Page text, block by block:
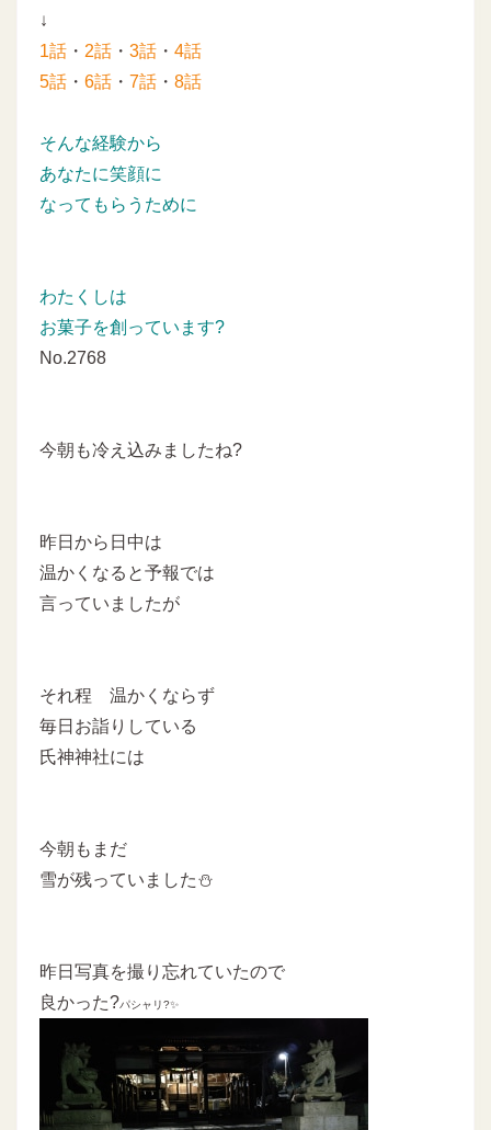
↓
1話 ・ 2話 ・ 3話 ・ 4話
5話 ・ 6話 ・ 7話 ・ 8話
そんな経験から
あなたに笑顔に
なってもらうために
わたくしは
お菓子を創っています?
No.2768
今朝も冷え込みましたね?
昨日から日中は
温かくなると予報では
言っていましたが
それ程 温かくならず
毎日お詣りしている
氏神神社には
今朝もまだ
雪が残っていました⛄
昨日写真を撮り忘れていたので
良かった?パシャリ?✨